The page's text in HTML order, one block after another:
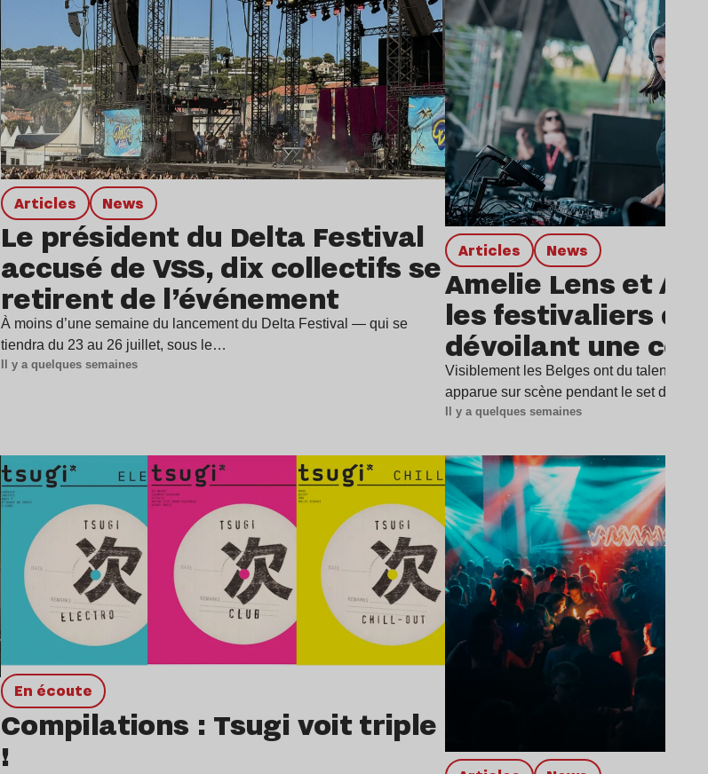
Articles news
Le président du Delta Festival
accusé de VSS, dix collectifs se
retirent de l’événement
À moins d’une semaine du lancement du Delta Festival — qui se
tiendra du 23 au 26 juillet, sous le…
Il y a quelques semaines
Articles news
Amelie Lens et
les festivaliers de
dévoilant une
Visiblement les Belges ont du talent
apparue sur scène pendant le set
Il y a quelques semaines
en écoute
Compilations : Tsugi voit triple
!
Lire l’article Lire l’article